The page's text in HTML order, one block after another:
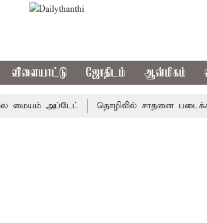
விளையாட்டு ஜோதிடம் ஆன்மிகம்
அப்டேட் தொழிலில் சாதனை படைக்க